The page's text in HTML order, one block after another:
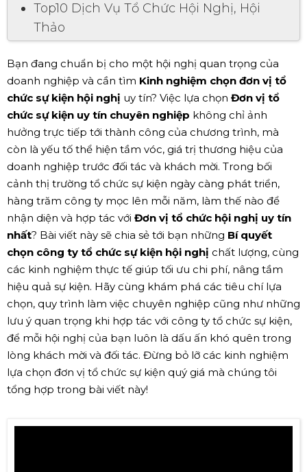
Top10 Dịch Vụ Tổ Chức Hội Nghị, Hội
Thảo
Bạn đang chuẩn bị cho một hội nghị quan trọng của
doanh nghiệp và cần tìm Kinh nghiệm chọn đơn vị tổ
chức sự kiện hội nghị uy tín? Việc lựa chọn Đơn vị tổ
chức sự kiện uy tín chuyên nghiệp không chỉ ảnh
hưởng trực tiếp tới thành công của chương trình, mà
còn là yếu tố thể hiện tầm vóc, giá trị thương hiệu của
doanh nghiệp trước đối tác và khách mời. Trong bối
cảnh thị trường tổ chức sự kiện ngày càng phát triển,
hàng trăm công ty mọc lên mỗi năm, làm thế nào để
nhận diện và hợp tác với Đơn vị tổ chức hội nghị uy tín
nhất? Bài viết này sẽ chia sẻ tới bạn những Bí quyết
chọn công ty tổ chức sự kiện hội nghị chất lượng, cùng
các kinh nghiệm thực tế giúp tối ưu chi phí, nâng tầm
hiệu quả sự kiện. Hãy cùng khám phá các tiêu chí lựa
chọn, quy trình làm việc chuyên nghiệp cũng như những
lưu ý quan trọng khi hợp tác với công ty tổ chức sự kiện,
để mỗi hội nghị của bạn luôn là dấu ấn khó quên trong
lòng khách mời và đối tác. Đừng bỏ lỡ các kinh nghiệm
lựa chọn đơn vị tổ chức sự kiện quý giá mà chúng tôi
tổng hợp trong bài viết này!